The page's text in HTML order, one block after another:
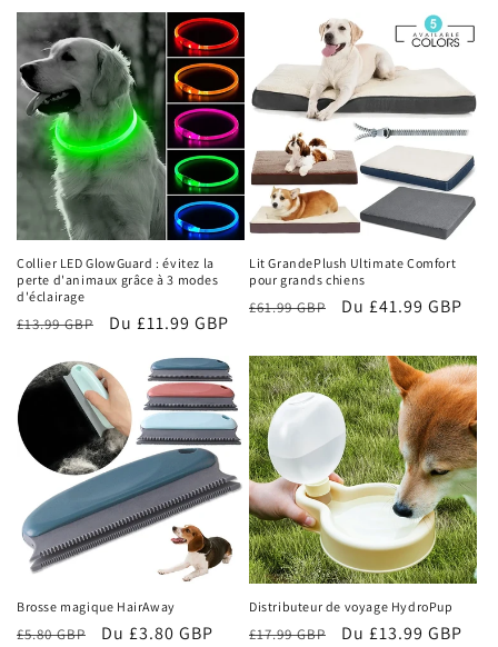
Collier LED GlowGuard : évitez la
perte d'animaux grâce à 3 modes
d'éclairage
Prix
£13.99 GBP
Prix
Du £11.99 GBP
Lit GrandePlush Ultimate Comfort
pour grands chiens
Prix
£61.99 GBP
Prix
Du £41.99 GBP
Brosse magique HairAway
Prix
£5.80 GBP
Prix
Du £3.80 GBP
Distributeur de voyage HydroPup
Prix
£17.99 GBP
Prix
Du £13.99 GBP